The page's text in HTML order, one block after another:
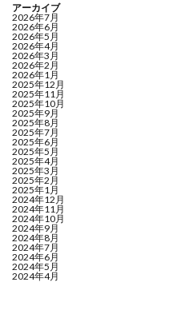
アーカイブ
2026年7月
2026年6月
2026年5月
2026年4月
2026年3月
2026年2月
2026年1月
2025年12月
2025年11月
2025年10月
2025年9月
2025年8月
2025年7月
2025年6月
2025年5月
2025年4月
2025年3月
2025年2月
2025年1月
2024年12月
2024年11月
2024年10月
2024年9月
2024年8月
2024年7月
2024年6月
2024年5月
2024年4月